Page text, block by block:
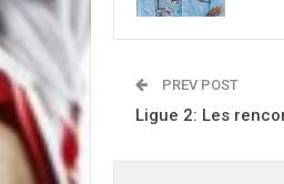
PREV POST
Ligue 2: Les